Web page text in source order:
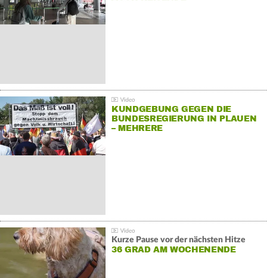
KUNDGEBUNG GEGEN DIE
BUNDESREGIERUNG IN PLAUEN
– MEHRERE
Kurze Pause vor der nächsten Hitze
36 GRAD AM WOCHENENDE